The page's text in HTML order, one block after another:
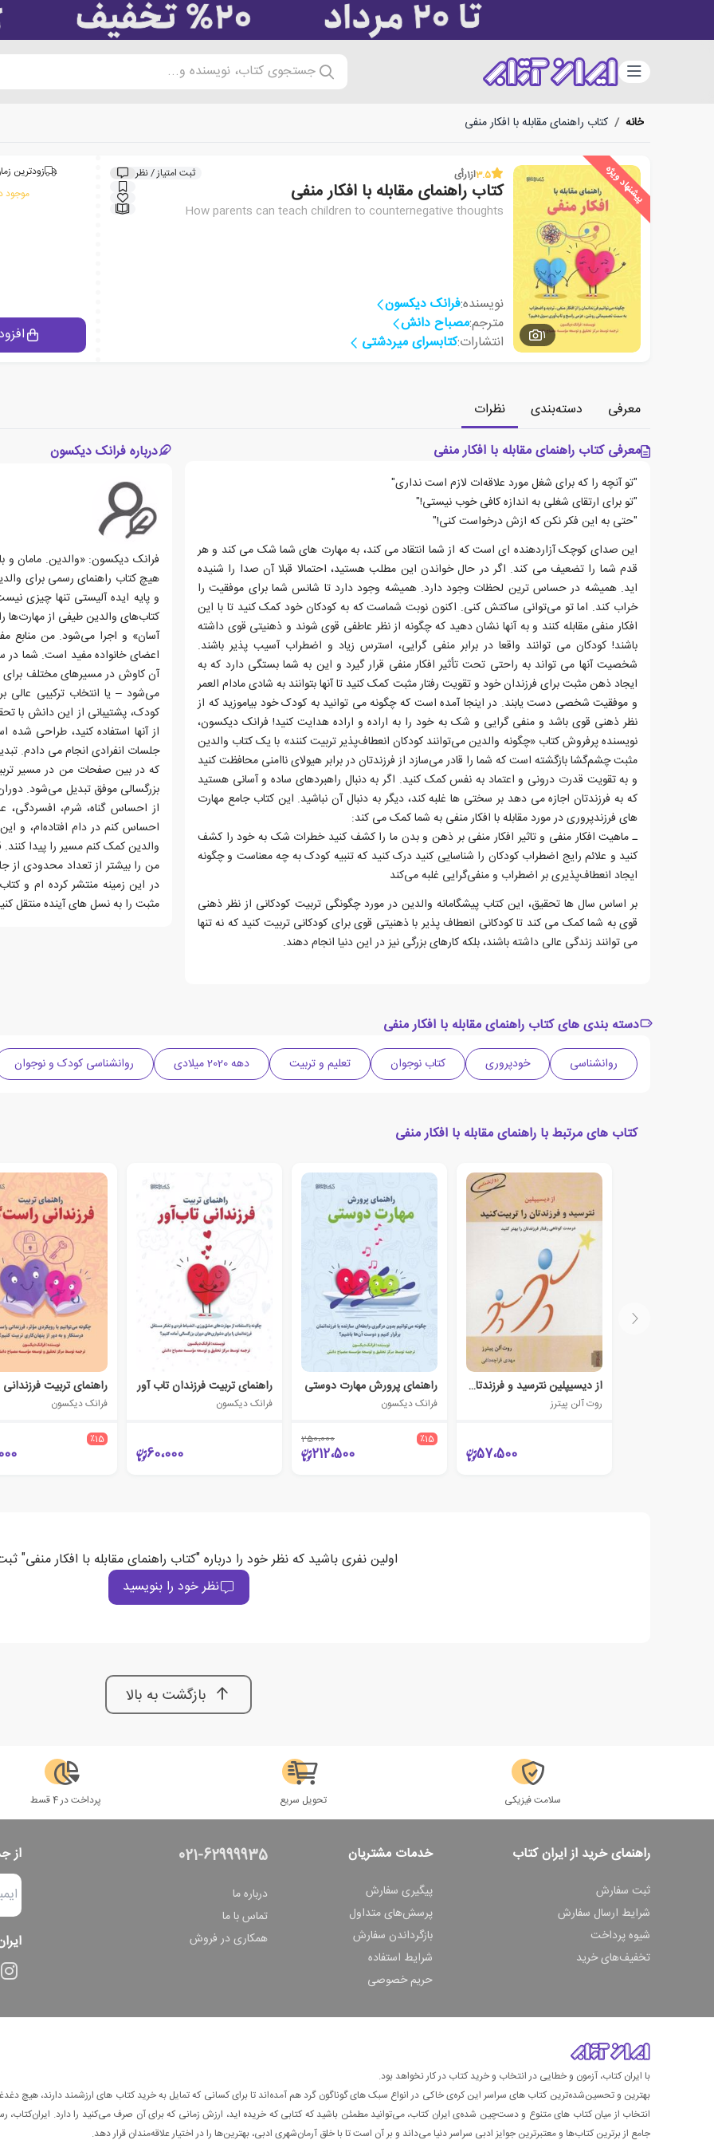
دسته‌بندی جستجوی کتاب، نویسنده و...
خانه / کتاب راهنمای مقابله با افکار منفی
پیشنهاد ویژه
1
3.5از1رأی ثبت امتیاز / نظر
کتاب راهنمای مقابله با افکار منفی
How parents can teach children to counternegative thoughts
نویسنده:فرانک دیکسون
مترجم:مصباح دانش
انتشارات:کتابسرای میردشتی
زودترین
موجود
معرفی دسته‌بندی
نظرات
معرفی کتاب راهنمای مقابله با افکار منفی
"تو آنچه را که برای شغل مورد علاقه‌ات لازم است نداری"
"تو برای ارتقای شغلی به اندازه کافی خوب نیستی!"
"حتی به این فکر نکن که ازش درخواست کنی!"
این صدای کوچک آزاردهنده ای است که از شما انتقاد می کند، به مهارت های شما شک می کند و هر
قدم شما را تضعیف می کند. اگر در حال خواندن این مطلب هستید، احتمالا قبلا آن صدا را شنیده
اید. همیشه در حساس ترین لحظات وجود دارد. همیشه وجود دارد تا شانس شما برای موفقیت را
خراب کند. اما تو می‌توانی ساکتش کنی. اکنون نوبت شماست که به کودکان خود کمک کنید تا با این
افکار منفی مقابله کنند و به آنها نشان دهید که چگونه از نظر عاطفی قوی شوند و ذهنیتی قوی داشته
باشند! کودکان می توانند واقعا در برابر منفی گرایی، استرس زیاد و اضطراب آسیب پذیر باشند.
شخصیت آنها می تواند به راحتی تحت تأثیر افکار منفی قرار گیرد و این به شما بستگی دارد که به
ایجاد ذهن مثبت برای فرزندان خود و تقویت رفتار مثبت کمک کنید تا آنها بتوانند به شادی مادام العمر
و موفقیت شخصی دست یابند. در اینجا آمده است که چگونه می توانید به کودک خود بیاموزید که از
نظر ذهنی قوی باشد و منفی گرایی و شک به خود را به اراده و اراده هدایت کنید! فرانک دیکسون،
نویسنده پرفروش کتاب «چگونه والدین می‌توانند کودکان انعطاف‌پذیر تربیت کنند» با یک کتاب والدین
مثبت چشم‌گشا بازگشته است که شما را قادر می‌سازد از فرزندتان در برابر هیولای ناامنی محافظت کنید
و به تقویت قدرت درونی و اعتماد به نفس کمک کنید. اگر به دنبال راهبردهای ساده و آسانی هستید
که به فرزندتان اجازه می دهد بر سختی ها غلبه کند، دیگر به دنبال آن نباشید. این کتاب جامع مهارت
های فرزندپروری در مورد مقابله با افکار منفی به شما کمک می کند:
ـ ماهیت افکار منفی و تاثیر افکار منفی بر ذهن و بدن ما را کشف کنید خطرات شک به خود را کشف
کنید و علائم رایج اضطراب کودکان را شناسایی کنید درک کنید که تنبیه کودک به چه معناست و چگونه
ایجاد انعطاف‌پذیری بر اضطراب و منفی‌گرایی غلبه می‌کند
بر اساس سال ها تحقیق، این کتاب پیشگامانه والدین در مورد چگونگی تربیت کودکانی از نظر ذهنی
قوی به شما کمک می کند تا کودکانی انعطاف پذیر با ذهنیتی قوی برای کودکانی تربیت کنید که نه تنها
می توانند زندگی عالی داشته باشند، بلکه کارهای بزرگی نیز در این دنیا انجام دهند.
درباره فرانک دیکسون
فرانک دیکسون: «والدین. مامان و
هیچ کتاب راهنمای رسمی برای
و پایه ایده آلیستی تنها چیزی
کتاب‌های والدین طیفی از
آسان» و اجرا می‌شود. من منابع
اعضای خانواده مفید است. شما
آن کاوش در مسیرهای مختلف برای
می‌شود – یا انتخاب ترکیبی عالی
کودک، پشتیبانی از این دانش با
از آنها استفاده کنید، طراحی
جلسات انفرادی انجام می دادم.
که در بین صفحات من در مسیر
بزرگسالی موفق تبدیل می‌شود.
از احساس گناه، شرم،
احساس کنم در دام افتاده‌ام، و
والدین کمک کنم مسیر را پیدا
من را بیشتر از تعداد محدودی
در این زمینه منتشر کرده ام و
مثبت را به نسل های آینده منتقل
دسته بندی های کتاب راهنمای مقابله با افکار منفی
روانشناسی خودپروری کتاب نوجوان تعلیم و تربیت دهه 2020 میلادی روانشناسی کودک و نوجوان
کتاب های مرتبط با راهنمای مقابله با افکار منفی
از دیسیپلین نترسید و فرزندتان را تربیت کنید
روت آلن پیترز
57،500
راهنمای پرورش مهارت دوستی
فرانک دیکسون
٪15 250،000
212،500
راهنمای تربیت فرزندان تاب آور
فرانک دیکسون
60،000
فرانک دیکسون
٪15
اولین نفری باشید که نظر خود را درباره "کتاب راهنمای مقابله با افکار منفی"
نظر خود را بنویسید
بازگشت به بالا
سلامت فیزیکی تحویل سریع پرداخت در 4 قسط
راهنمای خرید از ایران کتاب
ثبت سفارش
شرایط ارسال سفارش
شیوه پرداخت
تخفیف‌های خرید
خدمات مشتریان
پیگیری سفارش
پرسش‌های متداول
بازگرداندن سفارش
شرایط استفاده
حریم خصوصی
021-62999935
درباره ما
تماس با ما
همکاری در فروش
از
با ایران کتاب، آزمون و خطایی در انتخاب و خرید کتاب در کار نخواهد بود.
بهترین و تحسین‌شده‌ترین کتاب‌ های سراسر این کره‌ی خاکی در انواع سبک های گوناگون گرد هم آمده‌اند تا برای کسانی که تمایل به خرید کتاب های ارزشمند دارند، هیچ
انتخاب از میان کتاب های متنوع و دست‌چین شده‌ی ایران کتاب، می‌توانید مطمئن باشید که کتابی که خریده اید، ارزش زمانی که برای آن صرف می‌کنید را دارد. ایران‌کتاب،
جامع از برترین کتاب‌ها و معتبرترین جوایز ادبی سراسر دنیا می‌داند و بر آن است تا با خلق آرمان‌شهری ادبی، بهترین‌ها را در اختیار علاقه‌مندان قرار دهد.